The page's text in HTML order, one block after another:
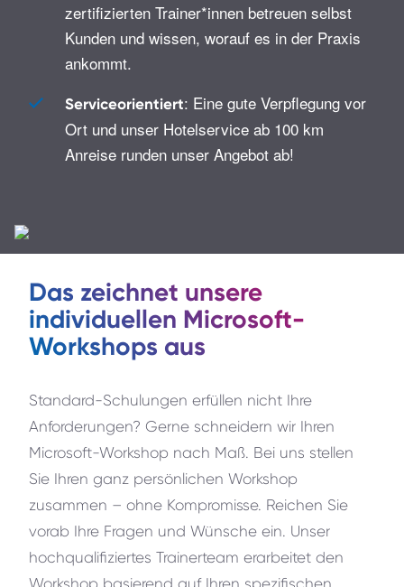
zertifizierten Trainer*innen betreuen selbst
Kunden und wissen, worauf es in der Praxis
ankommt.
Serviceorientiert: Eine gute Verpflegung vor
Ort und unser Hotelservice ab 100 km
Anreise runden unser Angebot ab!
Das zeichnet unsere
individuellen Microsoft-
Workshops aus
Standard-Schulungen erfüllen nicht Ihre
Anforderungen? Gerne schneidern wir Ihren
Microsoft-Workshop nach Maß. Bei uns stellen
Sie Ihren ganz persönlichen Workshop
zusammen – ohne Kompromisse. Reichen Sie
vorab Ihre Fragen und Wünsche ein. Unser
hochqualifiziertes Trainerteam erarbeitet den
Workshop basierend auf Ihren spezifischen